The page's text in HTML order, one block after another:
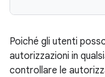
Poiché gli utenti
autorizzazioni in
controllare le